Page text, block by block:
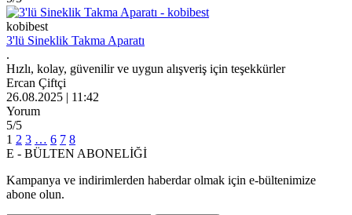
kobibest
3'lü Sineklik Takma Aparatı
.
Hızlı, kolay, güvenilir ve uygun alışveriş için teşekkürler
Ercan Çiftçi
26.08.2025 | 11:42
Yorum
5/5
1 2 3 … 6 7 8
E - BÜLTEN ABONELİĞİ
Kampanya ve indirimlerden haberdar olmak için e-bültenimize
abone olun.